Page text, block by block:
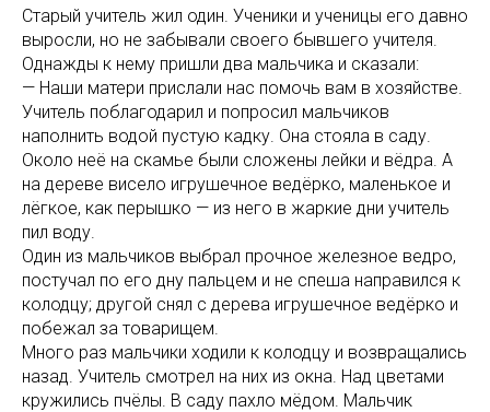
Старый учитель жил один. Ученики и ученицы его давно
выросли, но не забывали своего бывшего учителя.
Однажды к нему пришли два мальчика и сказали:
— Наши матери прислали нас помочь вам в хозяйстве.
Учитель поблагодарил и попросил мальчиков
наполнить водой пустую кадку. Она стояла в саду.
Около неё на скамье были сложены лейки и вёдра. А
на дереве висело игрушечное ведёрко, маленькое и
лёгкое, как перышко — из него в жаркие дни учитель
пил воду.
Один из мальчиков выбрал прочное железное ведро,
постучал по его дну пальцем и не спеша направился к
колодцу; другой снял с дерева игрушечное ведёрко и
побежал за товарищем.
Много раз мальчики ходили к колодцу и возвращались
назад. Учитель смотрел на них из окна. Над цветами
кружились пчёлы. В саду пахло мёдом. Мальчик